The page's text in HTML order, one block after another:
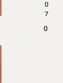
0
7
0